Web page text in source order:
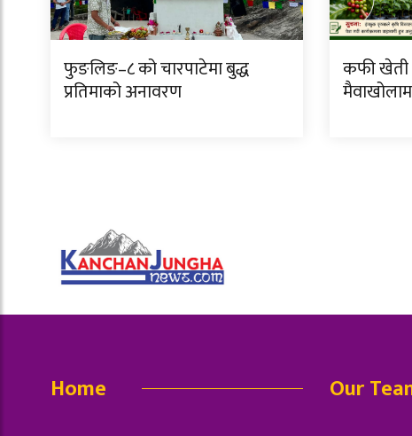
फुङलिङ–८ को चारपाटेमा बुद्ध
प्रतिमाको अनावरण
कफी खेती
Home Our